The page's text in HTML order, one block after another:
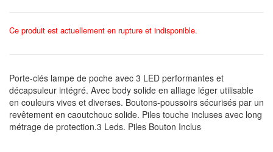
Ce produit est actuellement en rupture et indisponible.
Porte-clés lampe de poche avec 3 LED performantes et
décapsuleur intégré. Avec body solide en alliage léger utilisable
en couleurs vives et diverses. Boutons-poussoirs sécurisés par un
revêtement en caoutchouc solide. Piles touche incluses avec long
métrage de protection.3 Leds. Piles Bouton Inclus